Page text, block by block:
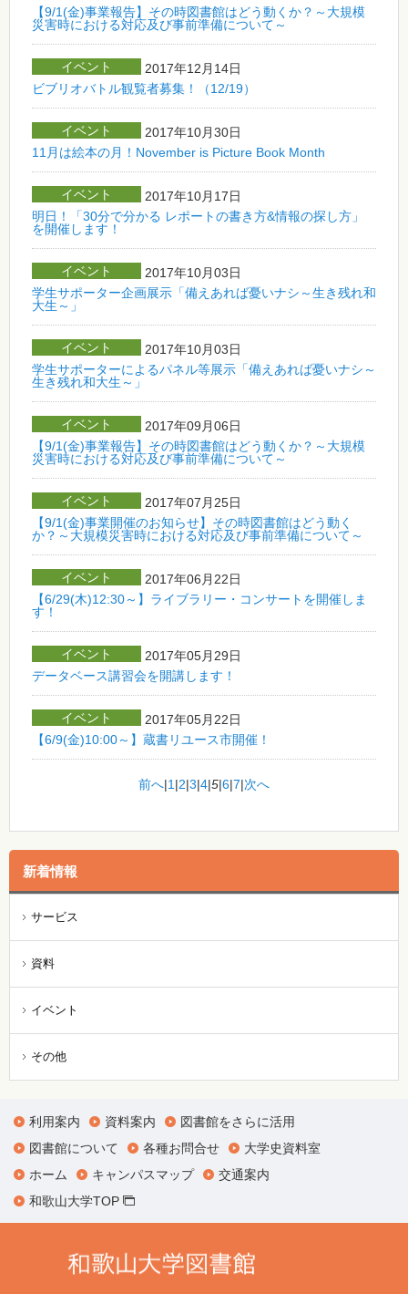
【9/1(金)事業報告】その時図書館はどう動くか？～大規模
災害時における対応及び事前準備について～
イベント
2017年12月14日
ビブリオバトル観覧者募集！（12/19）
イベント
2017年10月30日
11月は絵本の月！November is Picture Book Month
イベント
2017年10月17日
明日！「30分で分かる レポートの書き方&情報の探し方」
を開催します！
イベント
2017年10月03日
学生サポーター企画展示「備えあれば憂いナシ～生き残れ和
大生～」
イベント
2017年10月03日
学生サポーターによるパネル等展示「備えあれば憂いナシ～
生き残れ和大生～」
イベント
2017年09月06日
【9/1(金)事業報告】その時図書館はどう動くか？～大規模
災害時における対応及び事前準備について～
イベント
2017年07月25日
【9/1(金)事業開催のお知らせ】その時図書館はどう動く
か？～大規模災害時における対応及び事前準備について～
イベント
2017年06月22日
【6/29(木)12:30～】ライブラリー・コンサートを開催しま
す！
イベント
2017年05月29日
データベース講習会を開講します！
イベント
2017年05月22日
【6/9(金)10:00～】蔵書リユース市開催！
前へ|1 |2|3|4|5|6|7|次へ
新着情報
サービス
資料
イベント
その他
利用案内 資料案内
図書館をさらに活用
図書館について
各種お問合せ
大学史資料室
ホーム
キャンパスマップ
交通案内
和歌山大学TOP